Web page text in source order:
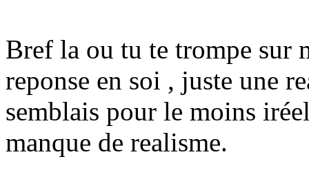
Bref la ou tu te trompe sur
reponse en soi , juste une
semblais pour le moins
manque de realisme.